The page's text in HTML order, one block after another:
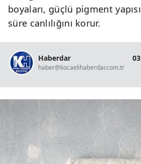
boyaları, güçlü pigment
süre canlılığını korur.
Haberdar
haber@kocaelihaberdar.com.tr